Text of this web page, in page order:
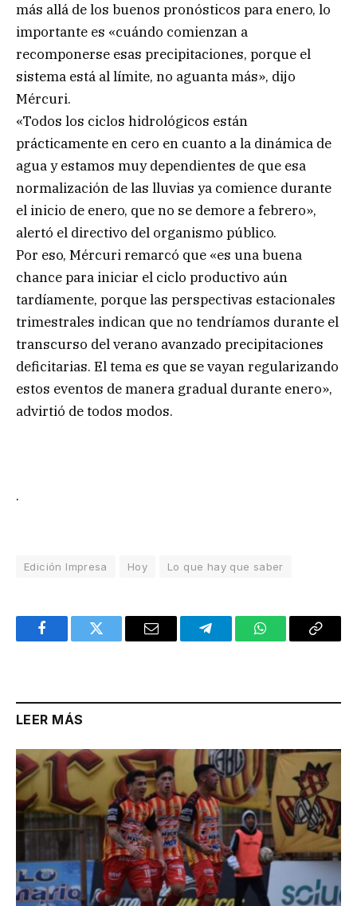
más allá de los buenos pronósticos para enero, lo
importante es «cuándo comienzan a
recomponerse esas precipitaciones, porque el
sistema está al límite, no aguanta más», dijo
Mércuri.
«Todos los ciclos hidrológicos están
prácticamente en cero en cuanto a la dinámica de
agua y estamos muy dependientes de que esa
normalización de las lluvias ya comience durante
el inicio de enero, que no se demore a febrero»,
alertó el directivo del organismo público.
Por eso, Mércuri remarcó que «es una buena
chance para iniciar el ciclo productivo aún
tardíamente, porque las perspectivas estacionales
trimestrales indican que no tendríamos durante el
transcurso del verano avanzado precipitaciones
deficitarias. El tema es que se vayan regularizando
estos eventos de manera gradual durante enero»,
advirtió de todos modos.
.
Edición Impresa Hoy Lo que hay que saber
FacebookTwitter Email TelegramWhatsAppCopy
LEER MÁS